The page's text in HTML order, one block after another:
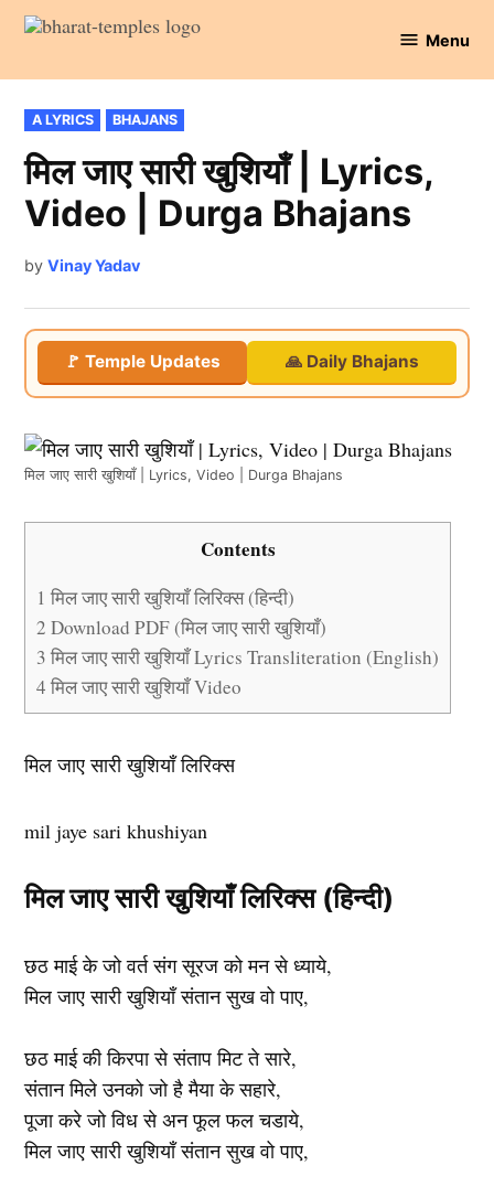
Skip
content
Temples
Menu
POSTED
IN
A LYRICS BHAJANS
मिल जाए सारी खुशियाँ | Lyrics,
Video | Durga Bhajans
by Vinay Yadav
🚩 Temple Updates 🙏 Daily Bhajans
मिल जाए सारी खुशियाँ | Lyrics, Video | Durga Bhajans
Contents
1 मिल जाए सारी खुशियाँ लिरिक्स (हिन्दी)
2 Download PDF (मिल जाए सारी खुशियाँ)
3 मिल जाए सारी खुशियाँ Lyrics Transliteration (English)
4 मिल जाए सारी खुशियाँ Video
मिल जाए सारी खुशियाँ लिरिक्स
mil jaye sari khushiyan
मिल जाए सारी खुशियाँ लिरिक्स (हिन्दी)
छठ माई के जो वर्त संग सूरज को मन से ध्याये,
मिल जाए सारी खुशियाँ संतान सुख वो पाए,
छठ माई की किरपा से संताप मिट ते सारे,
संतान मिले उनको जो है मैया के सहारे,
पूजा करे जो विध से अन फूल फल चडाये,
मिल जाए सारी खुशियाँ संतान सुख वो पाए,